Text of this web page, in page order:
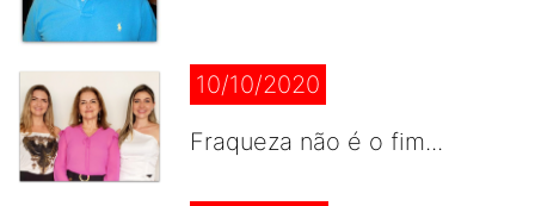
10/10/2020
Fraqueza não é o fim...